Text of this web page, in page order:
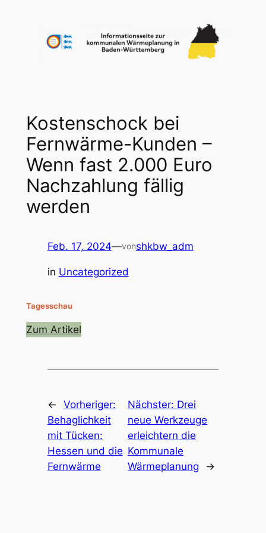
Kostenschock bei
Fernwärme-Kunden –
Wenn fast 2.000 Euro
Nachzahlung fällig
werden
Feb. 17, 2024—vonshkbw_adm
in Uncategorized
Tagesschau
Zum Artikel
← Vorheriger:
Behaglichkeit
mit Tücken:
Hessen und die
Fernwärme
Nächster: Drei
neue Werkzeuge
erleichtern die
Kommunale
Wärmeplanung
→